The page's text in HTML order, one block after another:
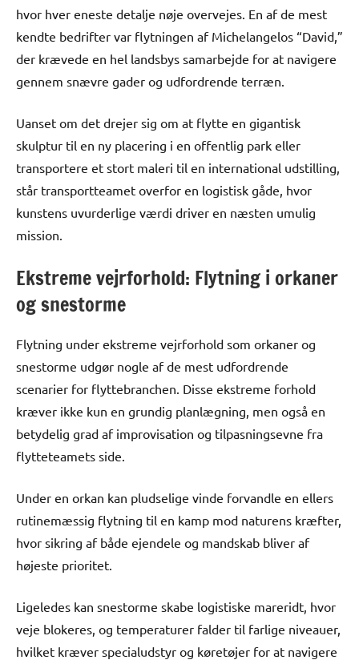
hvor hver eneste detalje nøje overvejes. En af de mest
kendte bedrifter var flytningen af Michelangelos “David,”
der krævede en hel landsbys samarbejde for at navigere
gennem snævre gader og udfordrende terræn.
Uanset om det drejer sig om at flytte en gigantisk
skulptur til en ny placering i en offentlig park eller
transportere et stort maleri til en international udstilling,
står transportteamet overfor en logistisk gåde, hvor
kunstens uvurderlige værdi driver en næsten umulig
mission.
Ekstreme vejrforhold: Flytning i orkaner
og snestorme
Flytning under ekstreme vejrforhold som orkaner og
snestorme udgør nogle af de mest udfordrende
scenarier for flyttebranchen. Disse ekstreme forhold
kræver ikke kun en grundig planlægning, men også en
betydelig grad af improvisation og tilpasningsevne fra
flytteteamets side.
Under en orkan kan pludselige vinde forvandle en ellers
rutinemæssig flytning til en kamp mod naturens kræfter,
hvor sikring af både ejendele og mandskab bliver af
højeste prioritet.
Ligeledes kan snestorme skabe logistiske mareridt, hvor
veje blokeres, og temperaturer falder til farlige niveauer,
hvilket kræver specialudstyr og køretøjer for at navigere